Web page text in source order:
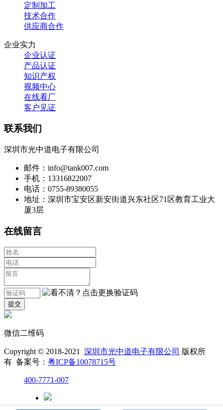
定制加工
技术合作
供应商合作
企业实力
企业认证
产品认证
知识产权
视频中心
在线看厂
客户见证
联系我们
深圳市光中道电子有限公司
邮件：info@tank007.com
手机：13316822007
电话：0755-89380055
地址：深圳市宝安区新安街道兴东社区71区教育工业大
厦3层
在线留言
微信二维码
Copyright © 2018-2021 深圳市光中道电子有限公司 版权所
有 备案号： 粤ICP备10078715号
400-7771-007